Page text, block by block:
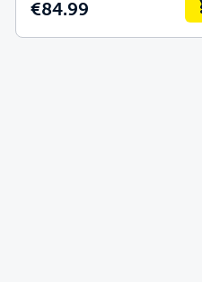
€84.99